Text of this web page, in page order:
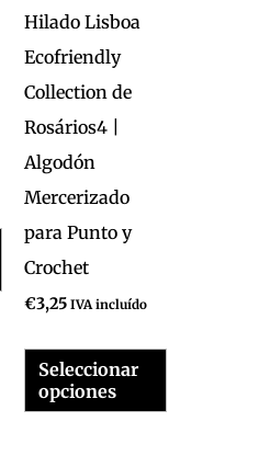
Las
opciones
pueden
elegir
la
página
de
Hilado Lisboa
Ecofriendly
Collection de
Rosários4 |
Algodón
Mercerizado
para Punto y
Crochet
€3,25 IVA incluído
Seleccionar
opciones